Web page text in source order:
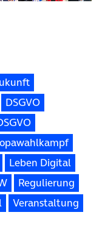
DSGVO
Leben Digital
Regulierung
Veranstaltung